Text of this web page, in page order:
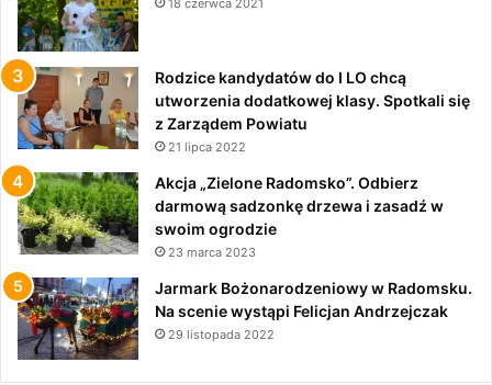
Rodzice kandydatów do I LO chcą
utworzenia dodatkowej klasy. Spotkali się
z Zarządem Powiatu
21 lipca 2022
Akcja „Zielone Radomsko”. Odbierz
darmową sadzonkę drzewa i zasadź w
swoim ogrodzie
23 marca 2023
Jarmark Bożonarodzeniowy w Radomsku.
Na scenie wystąpi Felicjan Andrzejczak
29 listopada 2022